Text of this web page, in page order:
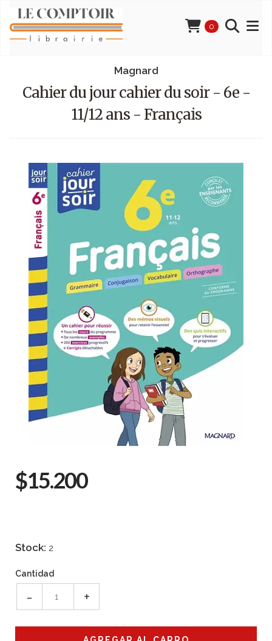
0
Magnard
Cahier du jour cahier du soir - 6e -
11/12 ans - Français
$15.200
Stock: 2
Cantidad
- +